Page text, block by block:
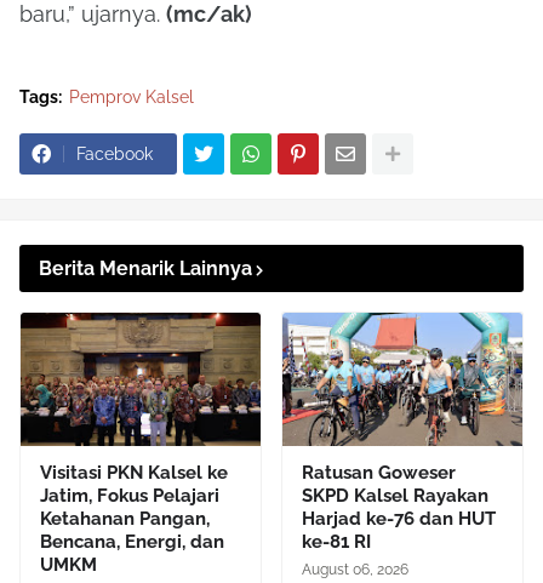
baru,” ujarnya. (mc/ak)
Tags: Pemprov Kalsel
Facebook
Berita Menarik Lainnya
Visitasi PKN Kalsel ke
Jatim, Fokus Pelajari
Ketahanan Pangan,
Bencana, Energi, dan
UMKM
Ratusan Goweser
SKPD Kalsel Rayakan
Harjad ke-76 dan HUT
ke-81 RI
August 06, 2026